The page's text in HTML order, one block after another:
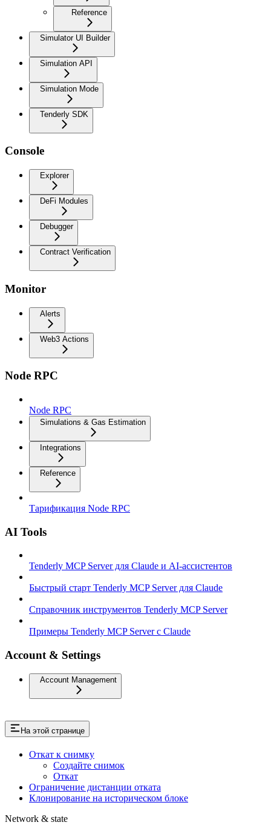
Reference
Simulator UI Builder
Simulation API
Simulation Mode
Tenderly SDK
Console
Explorer
DeFi Modules
Debugger
Contract Verification
Monitor
Alerts
Web3 Actions
Node RPC
Node RPC
Simulations & Gas Estimation
Integrations
Reference
Тарификация Node RPC
AI Tools
Tenderly MCP Server для Claude и AI-ассистентов
Быстрый старт Tenderly MCP Server для Claude
Справочник инструментов Tenderly MCP Server
Примеры Tenderly MCP Server с Claude
Account & Settings
Account Management
На этой странице
Откат к снимку
Создайте снимок
Откат
Ограничение дистанции отката
Клонирование на историческом блоке
Network & state